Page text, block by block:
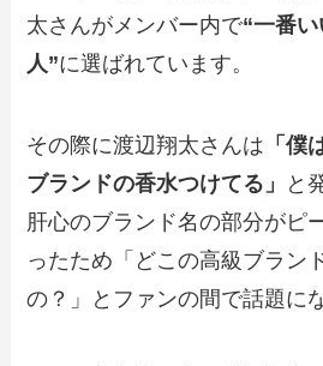
太さんがメンバー内で“一番
人”に選ばれています。
その際に渡辺翔太さんは 「僕
ブランドの香水つけてる」
と
肝心のブランド名の部分がピ
ったため「どこの高級ブラン
の？」とファンの間で話題に